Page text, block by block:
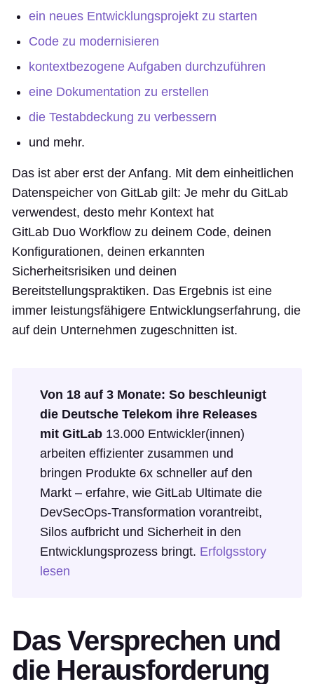
ein neues Entwicklungsprojekt zu starten
Code zu modernisieren
kontextbezogene Aufgaben durchzuführen
eine Dokumentation zu erstellen
die Testabdeckung zu verbessern
und mehr.
Das ist aber erst der Anfang. Mit dem einheitlichen
Datenspeicher von GitLab gilt: Je mehr du GitLab
verwendest, desto mehr Kontext hat
GitLab Duo Workflow zu deinem Code, deinen
Konfigurationen, deinen erkannten
Sicherheitsrisiken und deinen
Bereitstellungspraktiken. Das Ergebnis ist eine
immer leistungsfähigere Entwicklungserfahrung, die
auf dein Unternehmen zugeschnitten ist.
Von 18 auf 3 Monate: So beschleunigt
die Deutsche Telekom ihre Releases
mit GitLab 13.000 Entwickler(innen)
arbeiten effizienter zusammen und
bringen Produkte 6x schneller auf den
Markt – erfahre, wie GitLab Ultimate die
DevSecOps-Transformation vorantreibt,
Silos aufbricht und Sicherheit in den
Entwicklungsprozess bringt. Erfolgsstory
lesen
Das Versprechen und
die Herausforderung